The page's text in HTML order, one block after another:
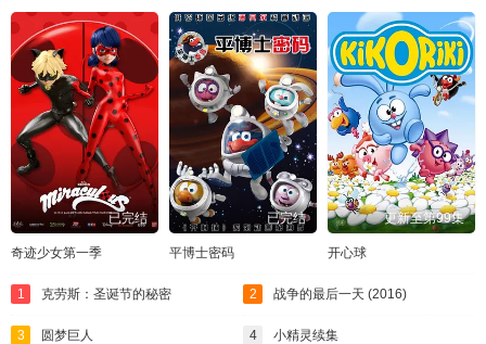
已完结
奇迹少女第一季
已完结
平博士密码
更新至第99集
开心球
1 克劳斯：圣诞节的秘密 2 战争的最后一天 (2016)
3 圆梦巨人 4 小精灵续集